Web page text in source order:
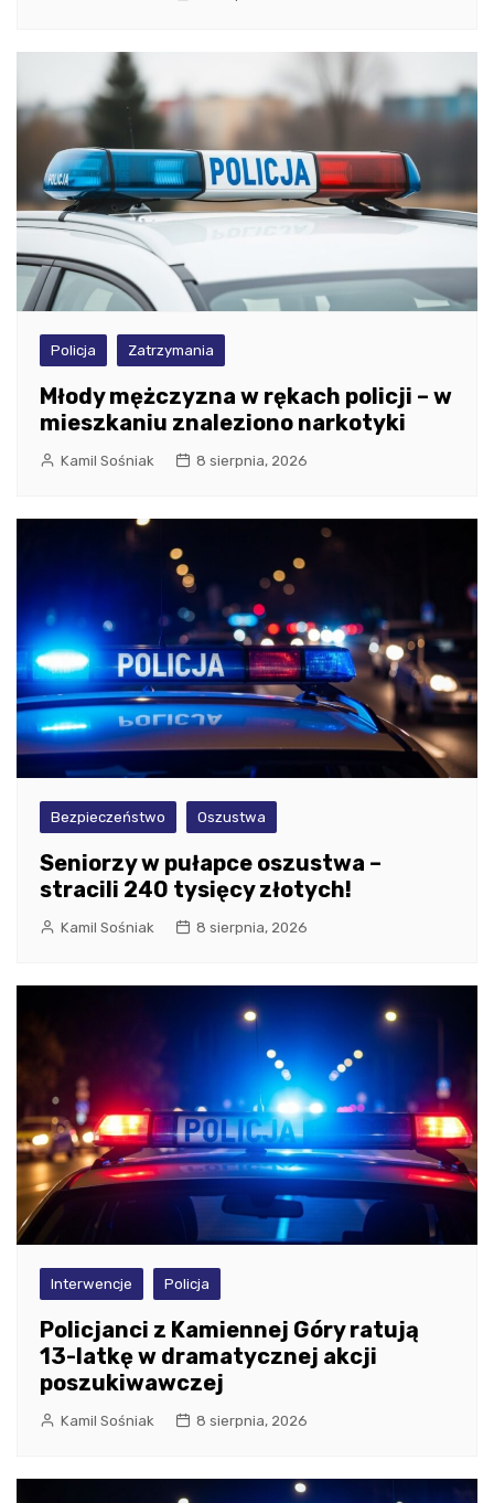
Policja Zatrzymania
Młody mężczyzna w rękach policji – w
mieszkaniu znaleziono narkotyki
Kamil Sośniak 8 sierpnia, 2026
Bezpieczeństwo Oszustwa
Seniorzy w pułapce oszustwa –
stracili 240 tysięcy złotych!
Kamil Sośniak 8 sierpnia, 2026
Interwencje Policja
Policjanci z Kamiennej Góry ratują
13-latkę w dramatycznej akcji
poszukiwawczej
Kamil Sośniak 8 sierpnia, 2026